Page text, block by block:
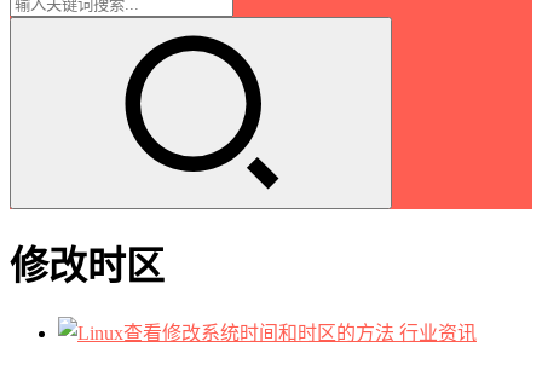
修改时区
行业资讯